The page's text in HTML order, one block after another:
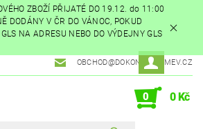
ZBOŽÍ PŘIJATÉ DO 19.12. do 11:00
DODÁNY V ČR DO VÁNOC, POKUD
NA ADRESU NEBO DO VÝDEJNY GLS
OBCHOD@DOKONALYUSMEV.CZ
0 0 Kč